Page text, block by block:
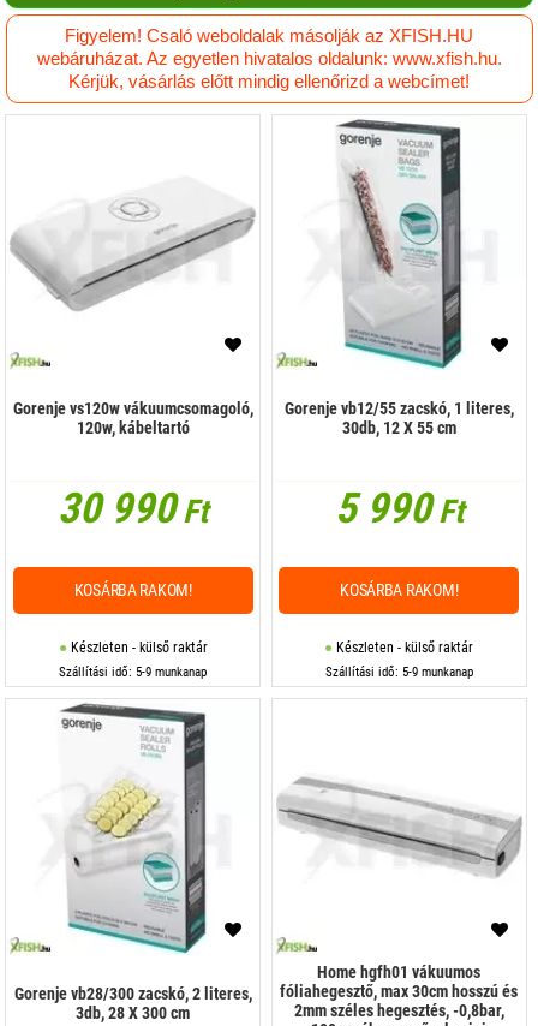
Edények
Elektromos kukta, forrólevegős sütő
Elektromos vízmelegítő
Gyümölcscentrifuga, citromfacsaró
Kávéfőző és tartozékok
Kenyérpirító
Konyhai mérleg
Konyhai páraelszívó
Mikrohullámú sütő, minisütő
Műanyag poharak
Olajsütő, főzőlap
Porszívó, hamuporszívó
Serpenyő, wok
Szeletelőgép
Szendvicssütő, gofrisütő
Figyelem! Csaló weboldalak másolják az XFISH.HU
webáruházat. Az egyetlen hivatalos oldalunk: www.xfish.hu.
Kérjük, vásárlás előtt mindig ellenőrizd a webcímet!
Gorenje vs120w vákuumcsomagoló,
120w, kábeltartó
30 990Ft
Készleten - külső raktár
Szállítási idő: 5-9 munkanap
KOSÁRBA RAKOM!
Gorenje vb12/55 zacskó, 1 literes,
30db, 12 X 55 cm
5 990Ft
Készleten - külső raktár
Szállítási idő: 5-9 munkanap
KOSÁRBA RAKOM!
Gorenje vb28/300 zacskó, 2 literes,
3db, 28 X 300 cm
Home hgfh01 vákuumos
fóliahegesztő, max 30cm hosszú és
2mm széles hegesztés, -0,8bar,